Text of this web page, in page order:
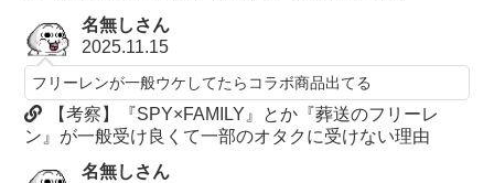
名無しさん
2025.11.15
フリーレンが一般ウケしてたらコラボ商品出てる
【考察】『SPY×FAMILY』とか『葬送のフリーレ
ン』が一般受け良くて一部のオタクに受けない理由
名無しさん